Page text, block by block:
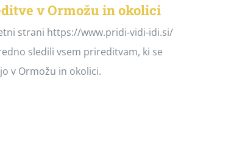
v Ormožu in okolici
strani https://www.pridi-vidi-idi.si/
sledili vsem prireditvam, ki se
v Ormožu in okolici.